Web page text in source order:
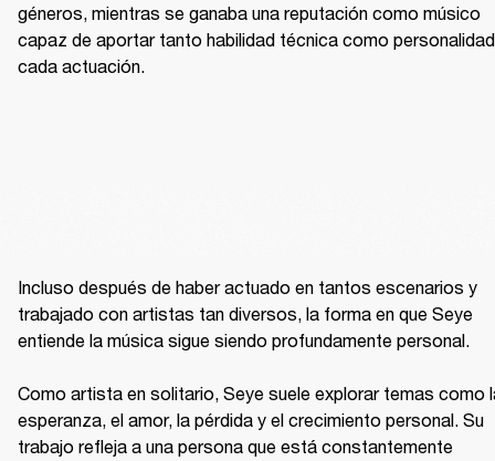
géneros, mientras se ganaba una reputación como músico
capaz de aportar tanto habilidad técnica como
cada actuación.
Incluso después de haber actuado en tantos escenarios y
trabajado con artistas tan diversos, la forma en que Seye
entiende la música sigue siendo profundamente personal.
Como artista en solitario, Seye suele explorar temas como
esperanza, el amor, la pérdida y el crecimiento personal. Su
trabajo refleja a una persona que está constantemente